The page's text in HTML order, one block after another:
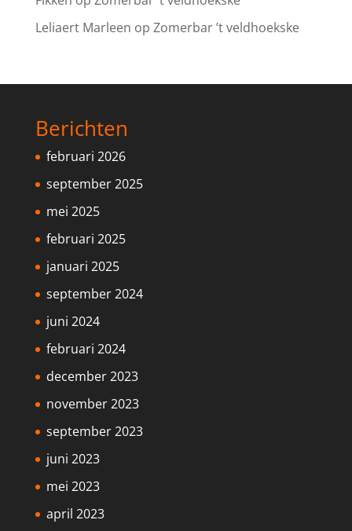
Leliaert Marleen op Zomerbar ’t veldhoekske
Berichten
februari 2026
september 2025
mei 2025
februari 2025
januari 2025
september 2024
juni 2024
februari 2024
december 2023
november 2023
september 2023
juni 2023
mei 2023
april 2023